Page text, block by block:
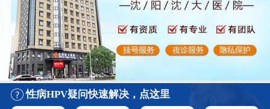
性病HPV疑问快速解决，点这里